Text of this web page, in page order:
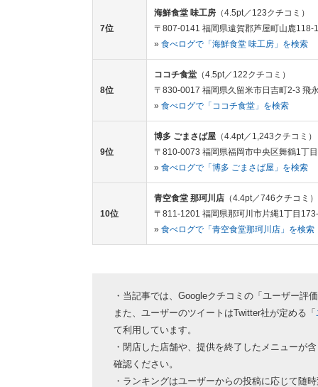
7位
海鮮食堂 味工房 （4.5pt／123クチコミ）
〒807-0141 福岡県遠賀郡芦屋町山鹿118-1
» 食べログで「海鮮食堂 味工房」を検索
8位
ココチ食堂 （4.5pt／122クチコミ）
〒830-0017 福岡県久留米市日吉町2-3 飛
» 食べログで「ココチ食堂」を検索
9位
博多 ごまさば屋 （4.4pt／1,243クチコミ）
〒810-0073 福岡県福岡市中央区舞鶴1丁
» 食べログで「博多 ごまさば屋」を検索
10位
青空食堂 那珂川店 （4.4pt／746クチコミ）
〒811-1201 福岡県那珂川市片縄1丁目
» 食べログで「青空食堂那珂川店」を検索
・当記事では、Googleクチコミの「ユーザー評
また、ユーザーのツイートはTwitter社が定める「
て利用しています。
・閉店した店舗や、提供を終了したメニューが
確認ください。
・ランキングはユーザーからの投稿に応じて随